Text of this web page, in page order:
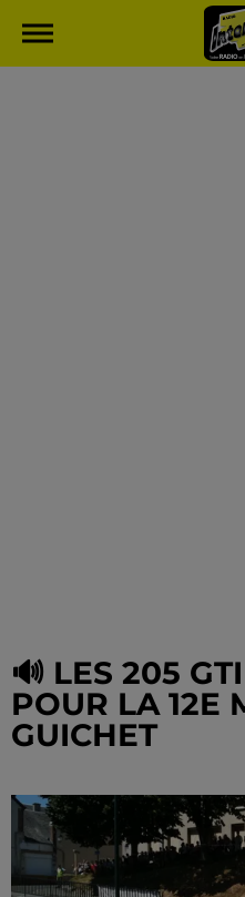
🔊 LES 205
POUR LA 12E
GUICHET